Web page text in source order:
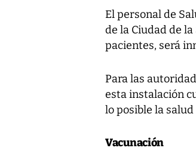
El personal de
de la Ciudad de
pacientes, será
Para las
esta instalación
lo posible la
Vacunación